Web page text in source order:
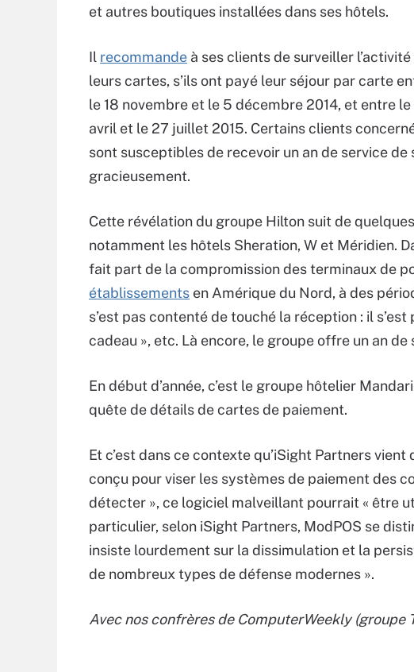
et autres boutiques installées dans ses hôtels.
Il recommande à ses clients de surveiller l’activité
leurs cartes, s’ils ont payé leur séjour par carte
le 18 novembre et le 5 décembre 2014, et entre le
avril et le 27 juillet 2015. Certains clients
sont susceptibles de recevoir un an de service
gracieusement.
Cette révélation du groupe Hilton suit de
notamment les hôtels Sheration, W et Méridien.
fait part de la compromission des terminaux de
établissements en Amérique du Nord, à des
s’est pas contenté de touché la réception : il
cadeau », etc. Là encore, le groupe offre un an
En début d’année, c’est le groupe hôtelier
quête de détails de cartes de paiement.
Et c’est dans ce contexte qu’iSight Partners vient
conçu pour viser les systèmes de paiement des
détecter », ce logiciel malveillant pourrait « être
particulier, selon iSight Partners, ModPOS se
insiste lourdement sur la dissimulation et la
de nombreux types de défense modernes ».
Avec nos confrères de ComputerWeekly (groupe